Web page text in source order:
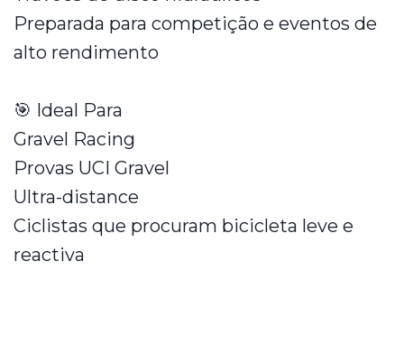
Preparada para competição e eventos de
alto rendimento
🎯 Ideal Para
Gravel Racing
Provas UCI Gravel
Ultra-distance
Ciclistas que procuram bicicleta leve e
reactiva